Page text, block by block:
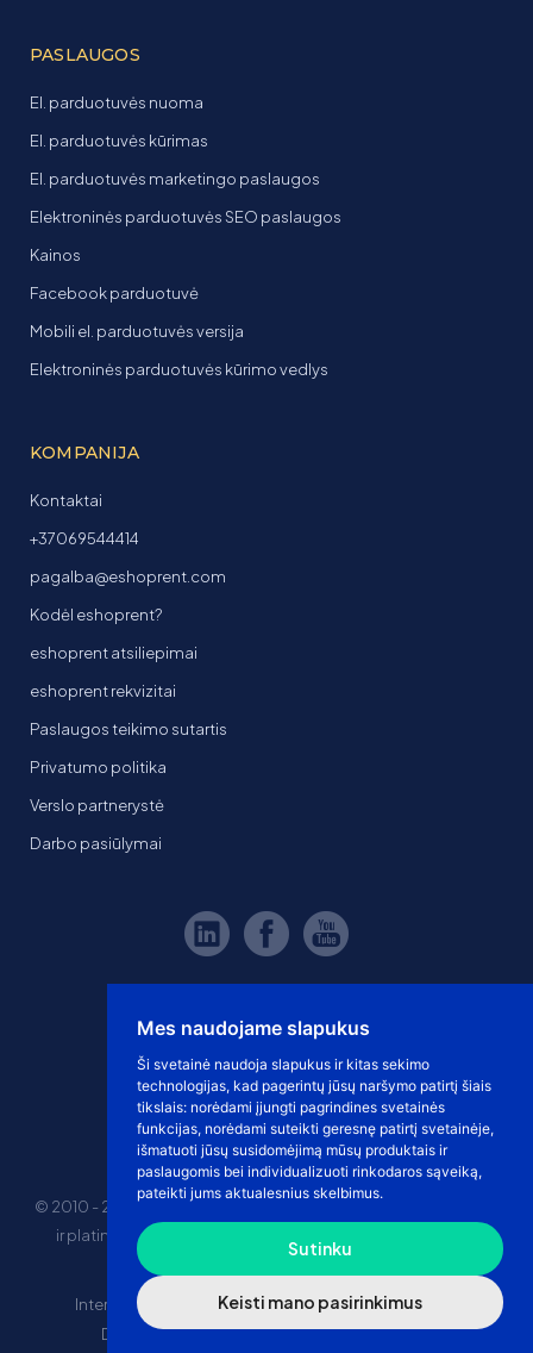
Mes naudojame slapukus
Ši svetainė naudoja slapukus ir kitas sekimo
technologijas, kad pagerintų jūsų naršymo patirtį šiais
tikslais: norėdami įjungti pagrindines svetainės
funkcijas, norėdami suteikti geresnę patirtį svetainėje,
išmatuoti jūsų susidomėjimą mūsų produktais ir
paslaugomis bei individualizuoti rinkodaros sąveiką,
pateikti jums aktualesnius skelbimus.
Sutinku
Keisti mano pasirinkimus
PASLAUGOS
El. parduotuvės nuoma
El. parduotuvės kūrimas
El. parduotuvės marketingo paslaugos
Elektroninės parduotuvės SEO paslaugos
Kainos
Facebook parduotuvė
Mobili el. parduotuvės versija
Elektroninės parduotuvės kūrimo vedlys
KOMPANIJA
Kontaktai
+37069544414
pagalba@eshoprent.com
Kodėl eshoprent?
eshoprent atsiliepimai
eshoprent rekvizitai
Paslaugos teikimo sutartis
Privatumo politika
Verslo partnerystė
Darbo pasiūlymai
© 2010 - 2026 eshoprent prekinis ženklas saugomas. Kopijuoti
ir platinti svetainės turinį be sutikimo griežtai draudžiama.
Internetinė prekyba
El. parduotuvės nuomos kaina
Drophipping prekyba
Marketplace prekyba